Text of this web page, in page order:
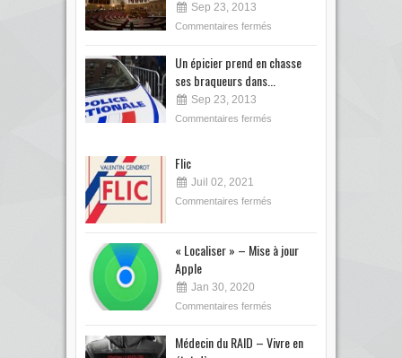
Sep 23, 2013
Commentaires fermés
Un épicier prend en chasse
ses braqueurs dans...
Sep 23, 2013
Commentaires fermés
Flic
Juil 02, 2021
Commentaires fermés
« Localiser » – Mise à jour
Apple
Jan 30, 2020
Commentaires fermés
Médecin du RAID – Vivre en